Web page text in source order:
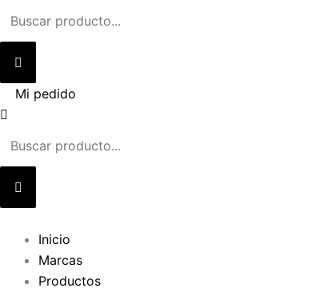
Mi pedido
Inicio
Marcas
Productos